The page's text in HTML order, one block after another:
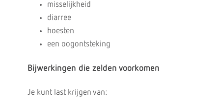
misselijkheid
diarree
hoesten
een oogontsteking
Bijwerkingen die zelden voorkomen
Je kunt last krijgen van: